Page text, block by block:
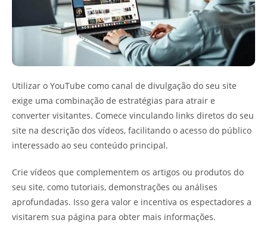
Utilizar o YouTube como canal de divulgação do seu site
exige uma combinação de estratégias para atrair e
converter visitantes. Comece vinculando links diretos do seu
site na descrição dos vídeos, facilitando o acesso do público
interessado ao seu conteúdo principal.
Crie vídeos que complementem os artigos ou produtos do
seu site, como tutoriais, demonstrações ou análises
aprofundadas. Isso gera valor e incentiva os espectadores a
visitarem sua página para obter mais informações.